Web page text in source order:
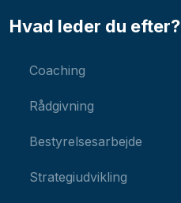
Hvad leder du efter?
Coaching​
Rådgivning
Bestyrelsesarbejde
Strategiudvikling